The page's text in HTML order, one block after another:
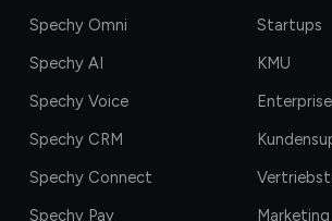
Spechy Omni
Spechy AI
Spechy Voice
Spechy CRM
Spechy Connect
Spechy Pay
Startups
KMU
Enterprise
Marketing